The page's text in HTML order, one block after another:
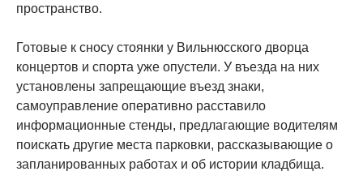
пространство.
Готовые к сносу стоянки у Вильнюсского дворца
концертов и спорта уже опустели. У въезда на них
установлены запрещающие въезд знаки,
самоуправление оперативно расставило
информационные стенды, предлагающие водителям
поискать другие места парковки, рассказывающие о
запланированных работах и об истории кладбища.